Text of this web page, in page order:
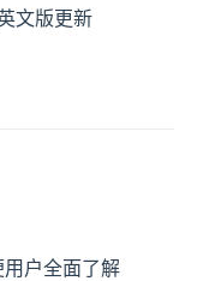
文版更新
户全面了解